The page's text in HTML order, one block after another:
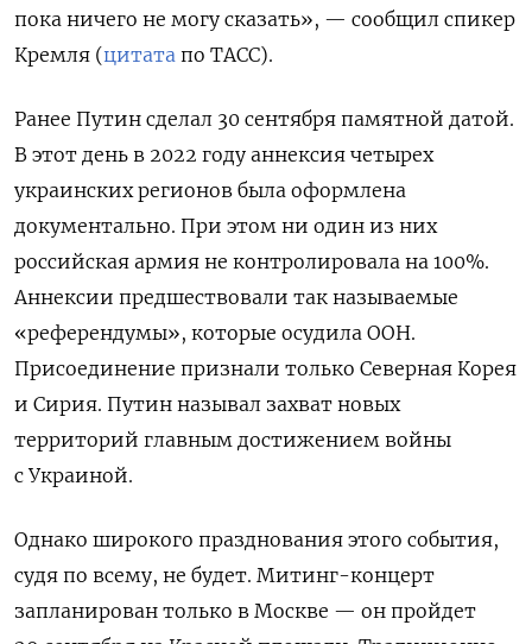
пока ничего не могу сказать», — сообщил спикер
Кремля (цитата по ТАСС).
Ранее Путин сделал 30 сентября памятной датой.
В этот день в 2022 году аннексия четырех
украинских регионов была оформлена
документально. При этом ни один из них
российская армия не контролировала на 100%.
Аннексии предшествовали так называемые
«референдумы», которые осудила ООН.
Присоединение признали только Северная Корея
и Сирия. Путин называл захват новых
территорий главным достижением войны
с Украиной.
Однако широкого празднования этого события,
судя по всему, не будет. Митинг-концерт
запланирован только в Москве — он пройдет